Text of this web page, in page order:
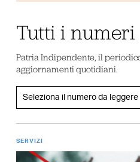
Tutti i numeri
Patria Indipendente, il
aggiornamenti quotidiani.
SERVIZI